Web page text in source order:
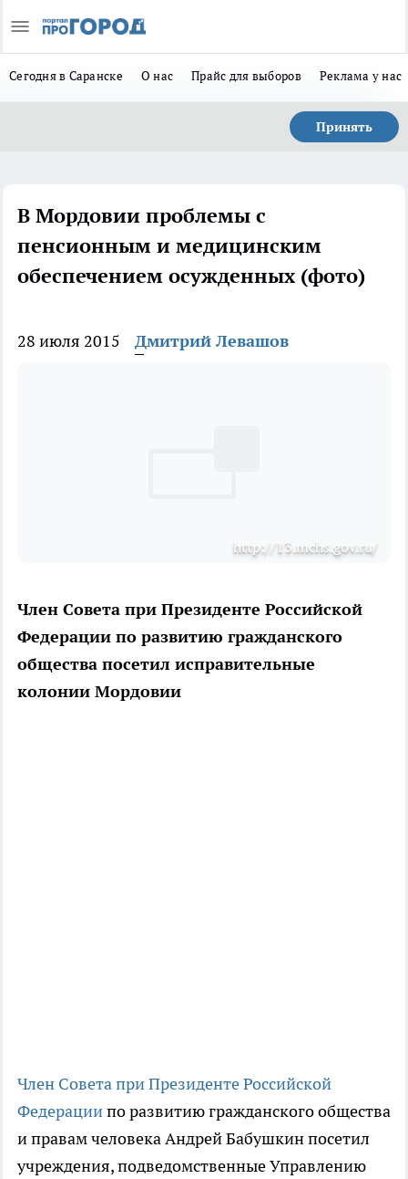
Сегодня в Саранске О нас Прайс для выборов Реклама у нас
Принять
В Мордовии проблемы с
пенсионным и медицинским
обеспечением осужденных (фото)
28 июля 2015 Дмитрий Левашов
http://13.mchs.gov.ru/
Член Совета при Президенте Российской
Федерации по развитию гражданского
общества посетил исправительные
колонии Мордовии
Член Совета при Президенте Российской
Федерациипо развитию гражданского общества
и правам человека Андрей Бабушкин посетил
учреждения, подведомственные Управлению